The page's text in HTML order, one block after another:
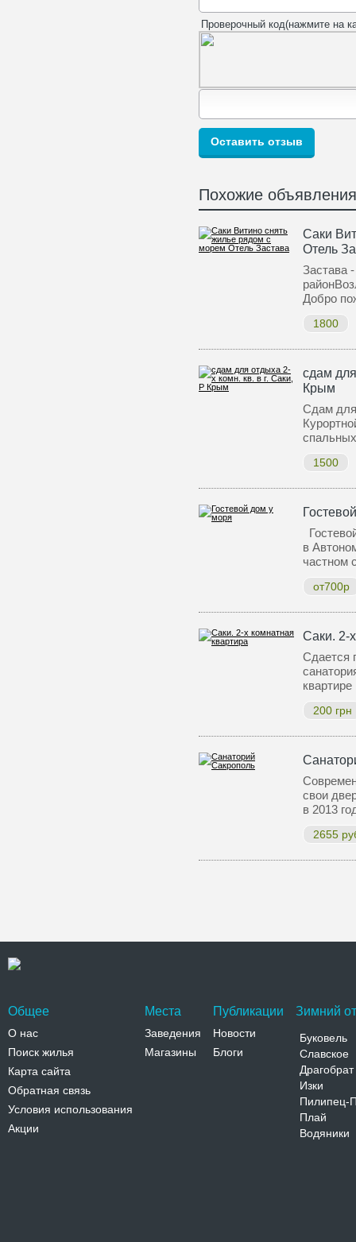
Проверочный код(нажмите на
Похожие объявления
Саки
Отель
Застава
Добро
1800
сдам
Крым
Сдам для
1500
в
частном
от700р
Саки. 2-
Сдается
200 грн
свои
в 2013
2655
Общее
О нас
Поиск жилья
Карта сайта
Обратная связь
Условия использования
Акции
Места
Заведения
Магазины
Публикации
Новости
Блоги
Зимний
Буковель
Славское
Драгобрат
Изки
Пилипец-
Плай
Водяники